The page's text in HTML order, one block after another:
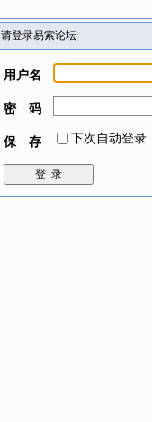
请登录易索论坛
用户名
密 码
保 存 下次自动登录